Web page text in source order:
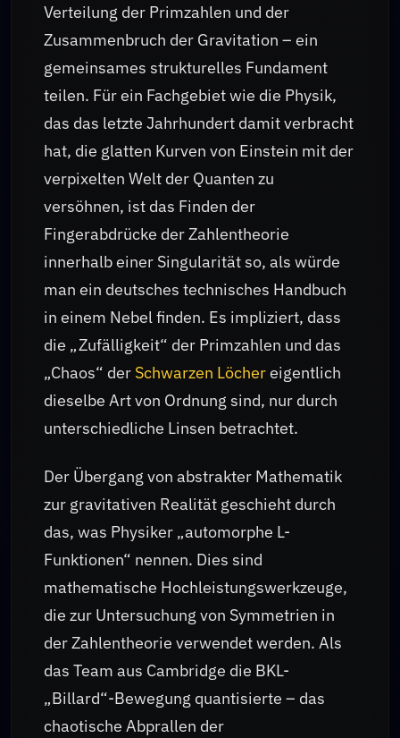
Verteilung der Primzahlen und der
Zusammenbruch der Gravitation – ein
gemeinsames strukturelles Fundament
teilen. Für ein Fachgebiet wie die Physik,
das das letzte Jahrhundert damit verbracht
hat, die glatten Kurven von Einstein mit der
verpixelten Welt der Quanten zu
versöhnen, ist das Finden der
Fingerabdrücke der Zahlentheorie
innerhalb einer Singularität so, als würde
man ein deutsches technisches Handbuch
in einem Nebel finden. Es impliziert, dass
die „Zufälligkeit“ der Primzahlen und das
„Chaos“ der Schwarzen Löchereigentlich
dieselbe Art von Ordnung sind, nur durch
unterschiedliche Linsen betrachtet.
Der Übergang von abstrakter Mathematik
zur gravitativen Realität geschieht durch
das, was Physiker „automorphe L-
Funktionen“ nennen. Dies sind
mathematische Hochleistungswerkzeuge,
die zur Untersuchung von Symmetrien in
der Zahlentheorie verwendet werden. Als
das Team aus Cambridge die BKL-
„Billard“-Bewegung quantisierte – das
chaotische Abprallen der